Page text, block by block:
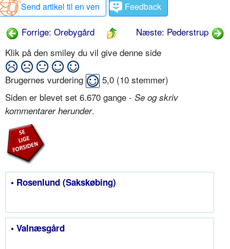
Send artikel til en ven
Feedback
Forrige: Orebygård
Næste: Pederstrup
Klik på den smiley du vil give denne side
Brugernes vurdering 5,0 (10 stemmer)
Siden er blevet set 6.670 gange - Se og skriv
kommentarer herunder.
• Rosenlund (Sakskøbing)
• Valnæsgård